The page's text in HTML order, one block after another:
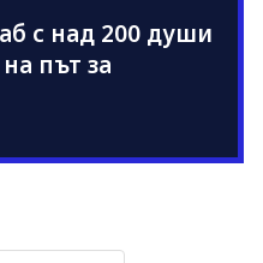
с над 200 души
път за